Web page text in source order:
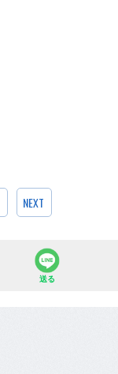
NEXT
送る